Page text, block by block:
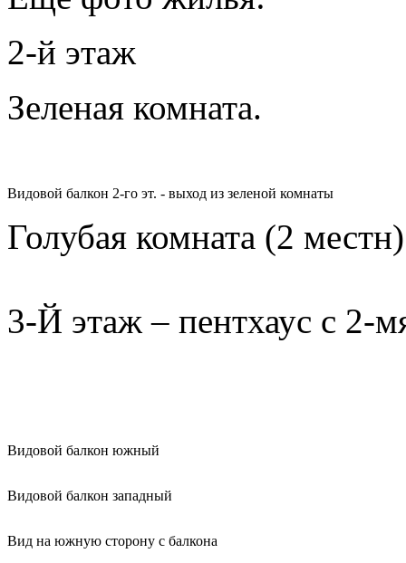
2-й этаж
Зеленая комната.
Видовой балкон 2-го эт. - выход из зеленой комнаты
Голубая комната (2 местн)
3-Й этаж – пентхаус с 2-
Видовой балкон южный
Видовой балкон западный
Вид на южную сторону с балкона